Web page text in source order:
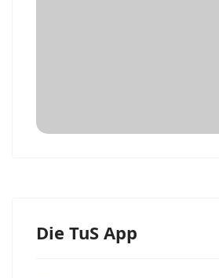
Die TuS App